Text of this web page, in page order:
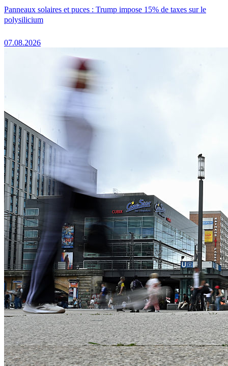
Panneaux solaires et puces : Trump impose 15% de taxes sur le
polysilicium
07.08.2026